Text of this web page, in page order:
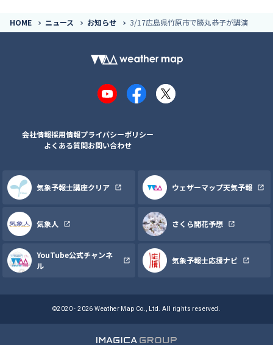
HOME ニュース お知らせ 3/17広島県竹原市で勝丸恭子が講演
YouTubeFacebook
X
会社情報採用情報プライバシーポリシー
よくある質問お問い合わせ
気象予報士講座クリア ウェザーマップ天気予報
気象人 さくら開花予想
YouTube公式チャンネ
ル
気象予報士応援ナビ
©2020 - 2026 Weather Map Co., Ltd. All rights reserved.